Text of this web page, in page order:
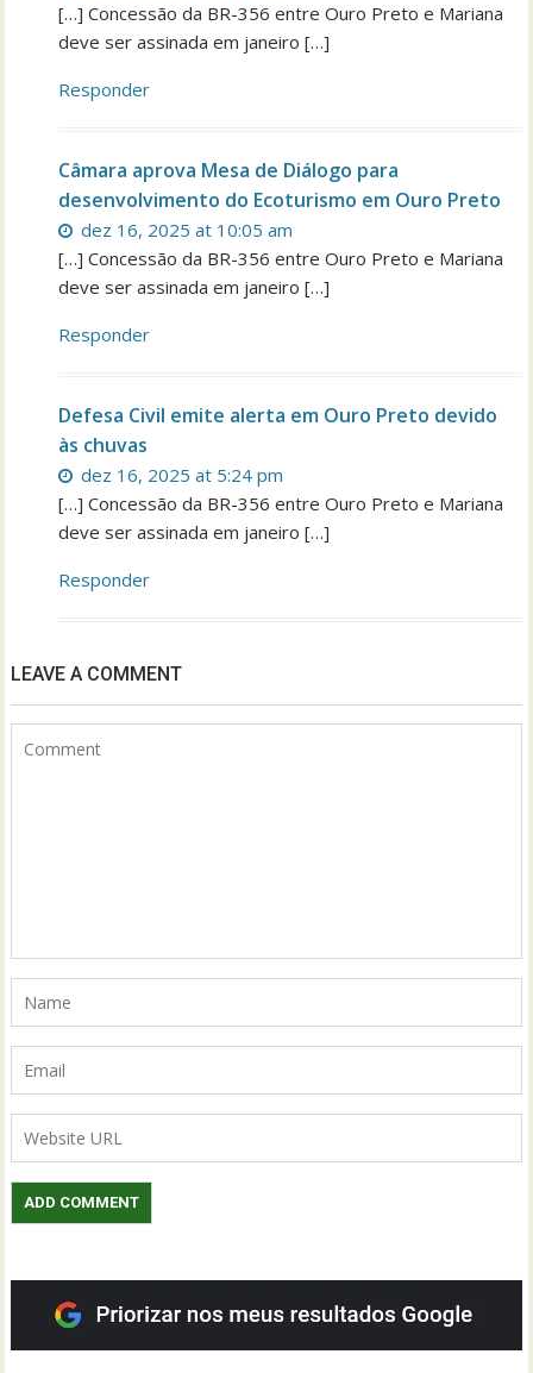
[…] Concessão da BR-356 entre Ouro Preto e Mariana
deve ser assinada em janeiro […]
Responder
Câmara aprova Mesa de Diálogo para
desenvolvimento do Ecoturismo em Ouro Preto
dez 16, 2025 at 10:05 am
[…] Concessão da BR-356 entre Ouro Preto e Mariana
deve ser assinada em janeiro […]
Responder
Defesa Civil emite alerta em Ouro Preto devido
às chuvas
dez 16, 2025 at 5:24 pm
[…] Concessão da BR-356 entre Ouro Preto e Mariana
deve ser assinada em janeiro […]
Responder
LEAVE A COMMENT